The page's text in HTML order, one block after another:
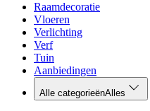
Raamdecoratie
Vloeren
Verlichting
Verf
Tuin
Aanbiedingen
Alle categorieënAlles